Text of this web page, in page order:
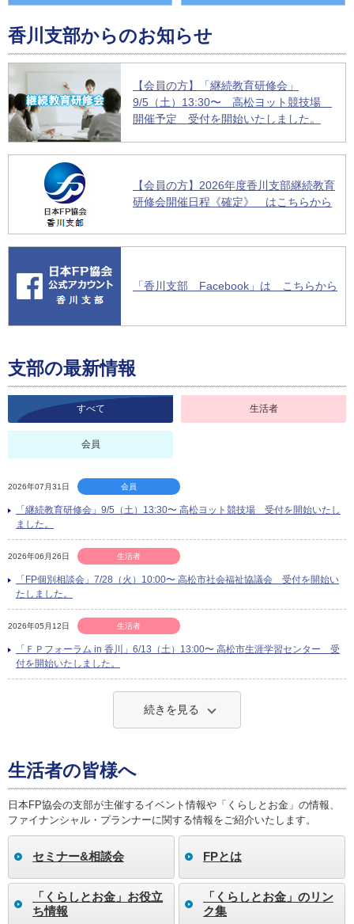
香川支部からのお知らせ
【会員の方】「継続教育研修会」
9/5（土）13:30〜 高松ヨット競技場
開催予定 受付を開始いたしました。
【会員の方】2026年度香川支部継続教育
研修会開催日程《確定》 はこちらから
「香川支部 Facebook」は こちらから
支部の最新情報
すべて 生活者
会員
2026年07月31日 会員
「継続教育研修会」9/5（土）13:30〜 高松ヨット競技場 受付を開始いたし
ました。
2026年06月26日 生活者
「FP個別相談会」7/28（火）10:00〜 高松市社会福祉協議会 受付を開始い
たしました。
2026年05月12日 生活者
「ＦＰフォーラム in 香川」6/13（土）13:00〜 高松市生涯学習センター 受
付を開始いたしました。
続きを見る
生活者の皆様へ
日本FP協会の支部が主催するイベント情報や「くらしとお金」の情報、
ファイナンシャル・プランナーに関する情報をご紹介いたします。
セミナー&相談会 FPとは
「くらしとお金」お役立
ち情報
「くらしとお金」のリン
ク集